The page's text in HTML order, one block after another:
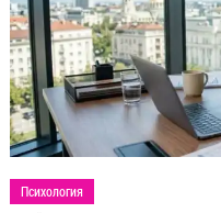
Психология